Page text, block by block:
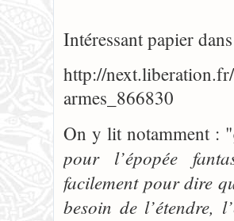
Intéressant papier
http://
armes_866830
On y lit notamment : "
pour l’épopée
facilement pour dire
besoin de l’étendre,